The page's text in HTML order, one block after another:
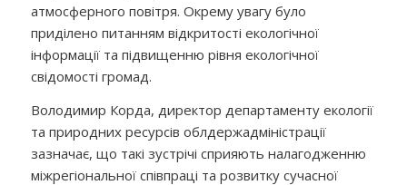
атмосферного повітря. Окрему увагу було
приділено питанням відкритості екологічної
інформації та підвищенню рівня екологічної
свідомості громад.
Володимир Корда, директор департаменту екології
та природних ресурсів облдержадміністрації
зазначає, що такі зустрічі сприяють налагодженню
міжрегіональної співпраці та розвитку сучасної